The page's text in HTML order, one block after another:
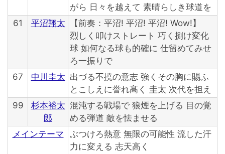
がら 日々を越えて 素晴らしき球道を
61
平沼翔太
【前奏：平沼! 平沼! 平沼! Wow!】
烈しく叩けストレート 巧く捌け変化
球 如何なる球も的確に 仕留めてみせ
ろ一振りで
67
中川圭太 出づる不撓の意志 強くその胸に賜ふ
とこしえに誉れ髙く 圭太 次代を担え
99
杉本裕太
郎
混沌する戦場で 狼煙を上げる 目の覚
める弾道 敵を怯ませる
メインテーマ
ぶつけろ熱意 無限の可能性 流した汗
力に変える 志天高く